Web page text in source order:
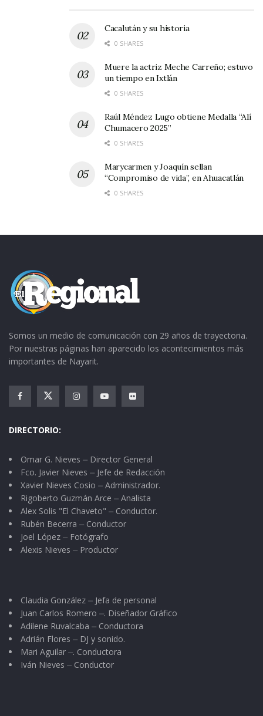
Cacalután y su historia
0 SHARES
Muere la actriz Meche Carreño; estuvo
un tiempo en Ixtlán
0 SHARES
Raúl Méndez Lugo obtiene Medalla “Alí
Chumacero 2025”
0 SHARES
Marycarmen y Joaquín sellan
“Compromiso de vida”, en Ahuacatlán
0 SHARES
Somos un medio de comunicación con 29 años de trayectoria.
Por nuestras páginas han aparecido los acontecimientos más
importantes de Nayarit.
DIRECTORIO:
Omar G. Nieves ⏤ Director General
Fco. Javier Nieves ⏤ Jefe de Redacción
Xavier Nieves Cosio ⏤ Administrador.
Rigoberto Guzmán Arce ⏤ Analista
Alex Solis "El Chaveto" ⏤ Conductor.
Rubén Becerra ⏤ Conductor
Joel López ⏤ Fotógrafo
Alexis Nieves ⏤ Productor
Claudia González ⏤ Jefa de personal
Juan Carlos Romero ⏤. Diseñador Gráfico
Adilene Ruvalcaba ⏤ Conductora
Adrián Flores ⏤ DJ y sonido.
Mari Aguilar ⏤. Conductora
Iván Nieves ⏤ Conductor